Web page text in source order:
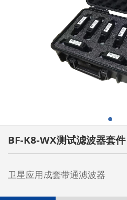
BF-K8-WX测试滤波器套件
卫星应用成套带通滤波器